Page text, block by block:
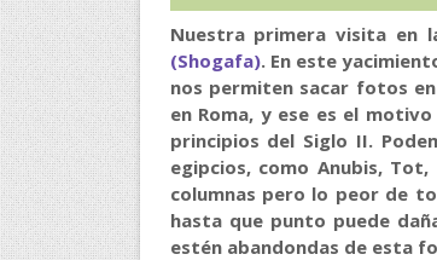
Nuestra primera visita en
(Shogafa). En este
nos permiten sacar fotos
en Roma, y ese es el
principios del Siglo II.
egipcios, como Anubis,
columnas pero lo peor de
hasta que punto puede
estén abandondas de esta